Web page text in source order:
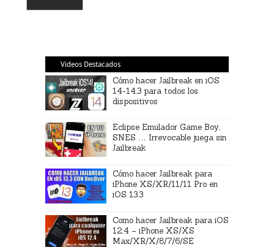
Videos Destacados
Cómo hacer Jailbreak en iOS
14-14.3 para todos los
dispositivos
Eclipse Emulador Game Boy,
SNES … Irrevocable juega sin
Jailbreak
Cómo hacer Jailbreak para
iPhone XS/XR/11/11 Pro en
iOS 13.3
Como hacer Jailbreak para iOS
12.4 – iPhone XS/XS
Max/XR/X/8/7/6/SE